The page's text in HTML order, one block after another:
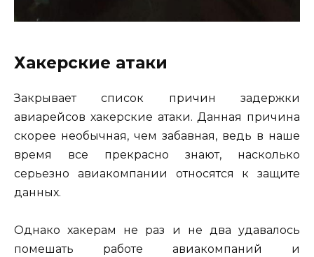
Хакерские атаки
Закрывает список причин задержки
авиарейсов хакерские атаки. Данная причина
скорее необычная, чем забавная, ведь в наше
время все прекрасно знают, насколько
серьезно авиакомпании относятся к защите
данных.
Однако хакерам не раз и не два удавалось
помешать работе авиакомпаний и